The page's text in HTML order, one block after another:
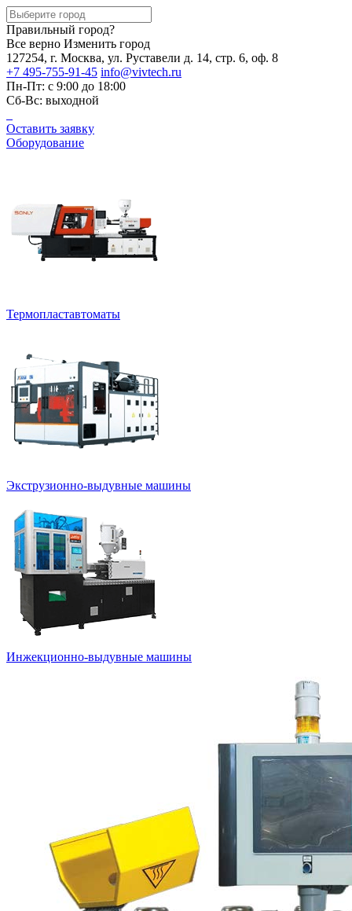
Правильный город?
Все верно Изменить город
127254, г. Москва, ул. Руставели д. 14, стр. 6, оф. 8
+7 495-755-91-45 info@vivtech.ru
Пн-Пт: с 9:00 до 18:00
Сб-Вс: выходной
Оставить заявку
Оборудование
Термопластавтоматы
Экструзионно-выдувные машины
Инжекционно-выдувные машины